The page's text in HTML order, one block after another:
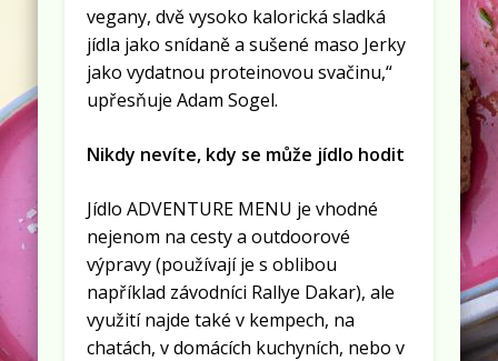
vegany, dvě vysoko kalorická sladká
jídla jako snídaně a sušené maso Jerky
jako vydatnou proteinovou svačinu,“
upřesňuje Adam Sogel.
Nikdy nevíte, kdy se může jídlo hodit
Jídlo ADVENTURE MENU je vhodné
nejenom na cesty a outdoorové
výpravy (používají je s oblibou
například závodníci Rallye Dakar), ale
využití najde také v kempech, na
chatách, v domácích kuchyních, nebo v